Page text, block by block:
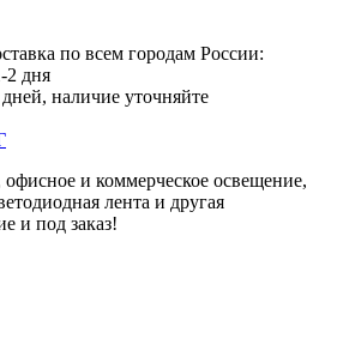
по всем городам России:
2 дня
наличие уточняйте
и коммерческое освещение,
лента и другая
и под заказ!